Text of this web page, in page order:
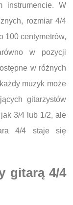
instrumencie. W
rozmiar 4/4
100 centymetrów,
w pozycji
w różnych
muzyk może
gitarzystów
3/4 lub 1/2, ale
4/4 staje się
gitarą 4/4